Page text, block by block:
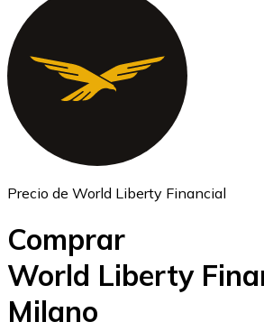
Ethereum
ETH
USD Coin
Precio de World Liberty Financial
Comprar
World Liberty
Milano